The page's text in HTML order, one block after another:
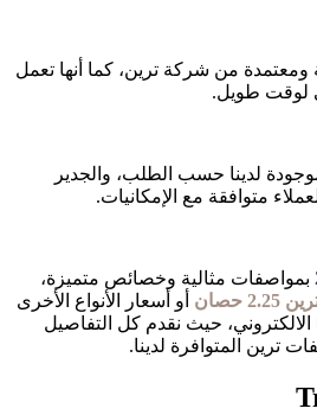
ومعتمدة من شركة ترين، كما أنها تعمل
لوقت طويل.
لدينا حسب الطلب، والجدير
متوافقة مع الإمكانيات.
بمواصفات مثالية وخصائص متميزة،
حصان
أو أسعار الأنواع الأخرى
حيث نقدم كل التفاصيل
ترين المتوافرة لدينا.